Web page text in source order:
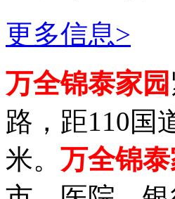
更多信息>
万全锦泰家园
路，距110国
米。 万全锦泰